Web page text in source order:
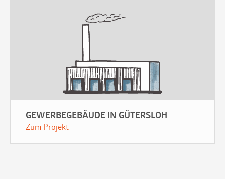
GEWERBEGEBÄUDE IN GÜTERSLOH
Zum Projekt